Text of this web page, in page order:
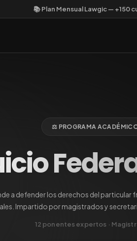
📚 Plan Mensual Lawgic — +150
⚖️ PROGRAMA
a defender los derechos del
Impartido por magistrados y
12 ponentes expertos ·